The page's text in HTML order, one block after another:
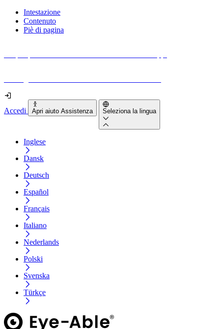
Intestazione
Contenuto
Piè di pagina
Accedi Apri aiuto Assistenza Seleziona la lingua
Inglese
Dansk
Deutsch
Español
Français
Italiano
Nederlands
Polski
Svenska
Türkçe